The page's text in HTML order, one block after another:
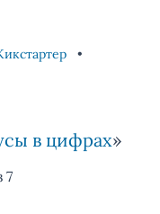
в цифрах»
7